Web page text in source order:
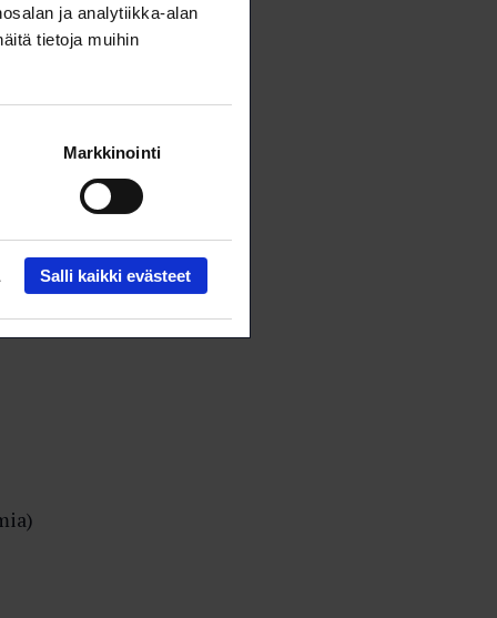
ja analytiikka-alan
tietoja muihin
Markkinointi
Salli kaikki evästeet